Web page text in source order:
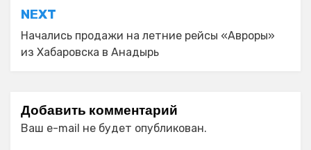
NEXT
Начались продажи на летние рейсы «Авроры»
из Хабаровска в Анадырь
Добавить комментарий
Ваш e-mail не будет опубликован.